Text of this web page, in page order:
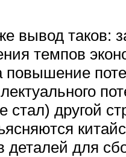
вывод таков:
темпов
повышение
стал) другой
деталей для